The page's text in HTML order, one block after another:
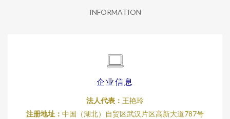
INFORMATION
企业信息
法人代表： 王艳玲
注册地址： 中国（湖北）自贸区武汉片区高新大道787号